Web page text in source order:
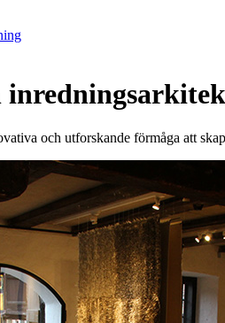
och utforskande förmåga att